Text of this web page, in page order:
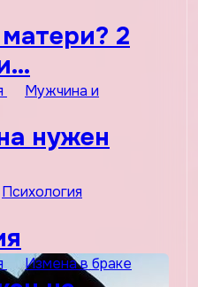
2
Мужчина и
нужен
Психология
Измена в браке